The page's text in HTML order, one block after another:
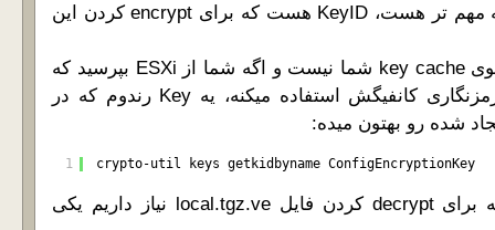
چیزی که برای ما از همه مهم تر هست، KeyID هست که برای encrypt کردن این
در حال حاضر این key توی key cache شما نیست و اگه شما از ESXi بپرسید که
از چه Key داره برای رمزنگاری کانفیگش استفاده میکنه، یه Key رندوم که در
1 crypto-util keys getkidbyname ConfigEncryptionKey
که قاعدتاً با keyIDی که برای decrypt کردن فایل local.tgz.ve نیاز داریم یکی